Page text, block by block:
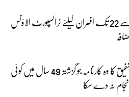
گریڈ 17 سے 22 تک افسران کیلئے ٹرانسپورٹ الاؤنس
عبداللہ شفیق کا وہ کارنامہ جو گزشتہ 49 سال میں کوئی
نہ دے سکا